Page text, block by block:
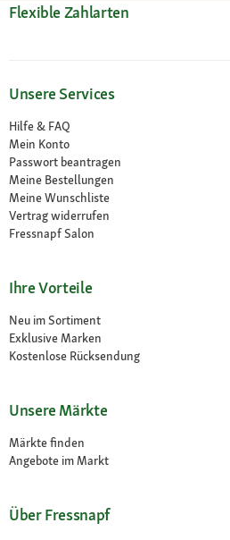
Flexible Zahlarten
Unsere Services
Hilfe & FAQ
Mein Konto
Passwort beantragen
Meine Bestellungen
Meine Wunschliste
Vertrag widerrufen
Fressnapf Salon
Ihre Vorteile
Neu im Sortiment
Exklusive Marken
Kostenlose Rücksendung
Unsere Märkte
Märkte finden
Angebote im Markt
Über Fressnapf